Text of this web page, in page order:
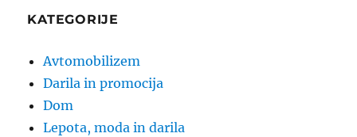
KATEGORIJE
Avtomobilizem
Darila in promocija
Dom
Lepota, moda in darila